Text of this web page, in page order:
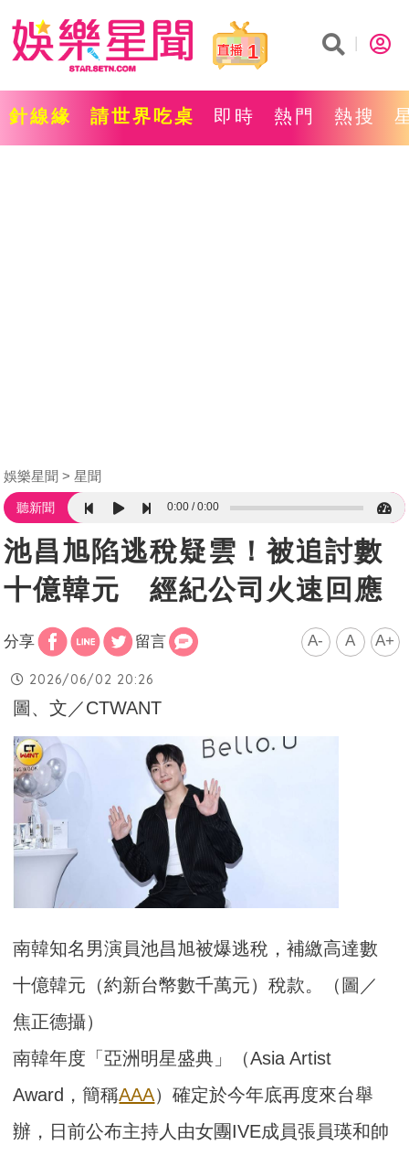
1
針線緣 請世界吃桌 即時 熱門 熱搜
娛樂星聞 星聞
聽新聞 0:00 0:00
池昌旭陷逃稅疑雲！被追討數
十億韓元 經紀公司火速回應
分享 留言 A- A A+
2026/06/02 20:26
圖、文／CTWANT
南韓知名男演員池昌旭被爆逃稅，補繳高達數
十億韓元（約新台幣數千萬元）稅款。（圖／
焦正德攝）
南韓年度「亞洲明星盛典」（Asia Artist
Award，簡稱AAA）確定於今年底再度來台舉
辦，日前公布主持人由女團IVE成員張員瑛和帥